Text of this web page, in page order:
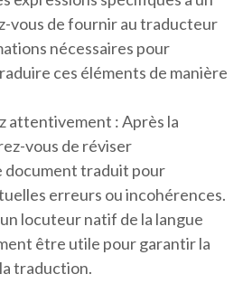
vous de fournir au traducteur
nécessaires pour
ces éléments de manière
attentivement : Après la
vous de réviser
traduit pour
erreurs ou incohérences.
locuteur natif de la langue
être utile pour garantir la
traduction.